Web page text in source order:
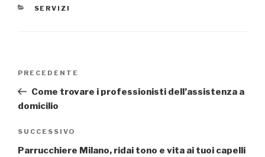
CATEGORIE
SERVIZI
Articolo
precedente:
PRECEDENTE
Come trovare i professionisti dell’assistenza a
domicilio
Articolo
successivo
SUCCESSIVO
Parrucchiere Milano, ridai tono e vita ai tuoi capelli